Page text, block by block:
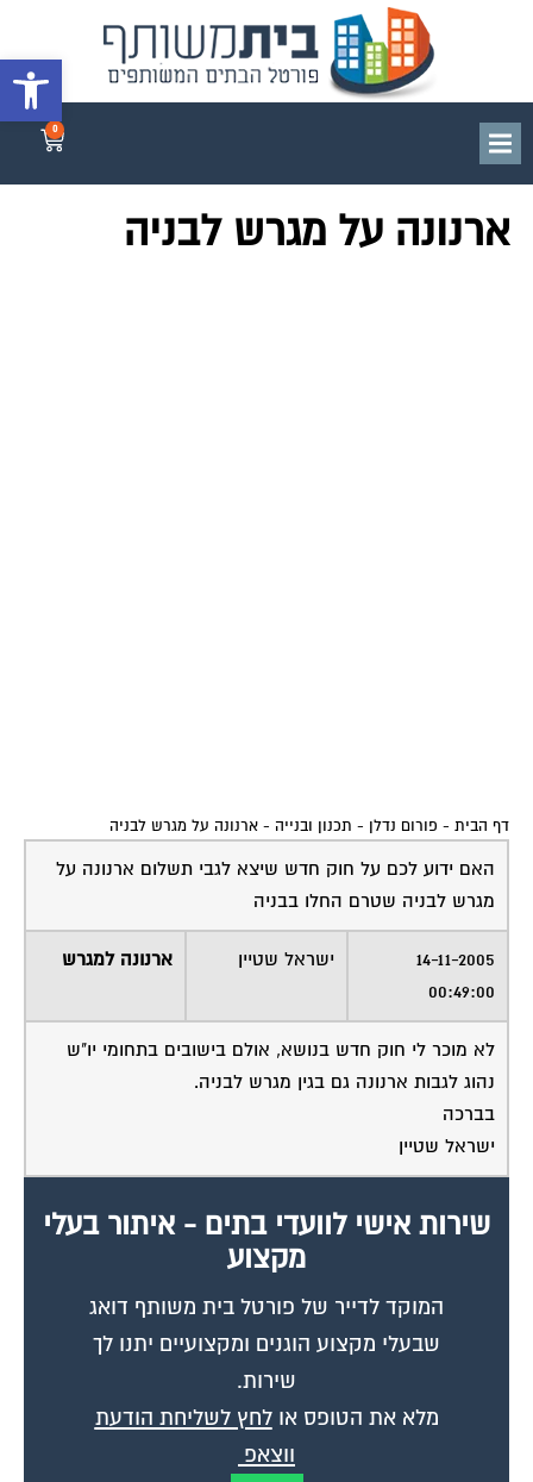
פתח
0
ארנונה על מגרש לבניה
דף הבית - פורום נדלן - תכנון ובנייה - ארנונה על מגרש לבניה
האם ידוע לכם על חוק חדש שיצא לגבי תשלום ארנונה על
מגרש לבניה שטרם החלו בבניה
14-11-2005
00:49:00
ישראל שטיין ארנונה למגרש
לא מוכר לי חוק חדש בנושא, אולם בישובים בתחומי יו"ש
נהוג לגבות ארנונה גם בגין מגרש לבניה.
בברכה
ישראל שטיין
שירות אישי לוועדי בתים - איתור בעלי
מקצוע
המוקד לדייר של פורטל בית משותף דואג
שבעלי מקצוע הוגנים ומקצועיים יתנו לך
שירות.
מלא את הטופס אולחץ לשליחת הודעת
ווצאפ